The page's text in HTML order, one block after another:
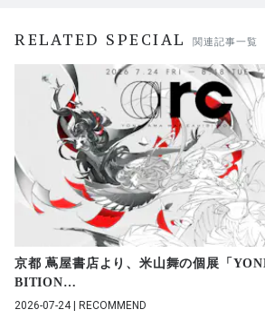
RELATED SPECIAL 関連記事一覧
京都 蔦屋書店より、米山舞の個展「
BITION…
2026-07-24 | RECOMMEND